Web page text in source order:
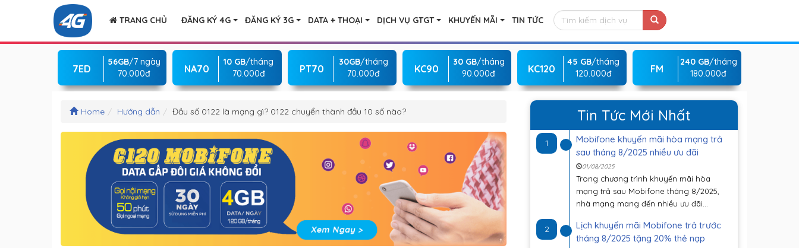
TRANG CHỦ ĐĂNG KÝ 4G ĐĂNG KÝ 3G DATA + THOẠI DỊCH VỤ GTGT KHUYẾN MÃI TIN TỨC
7ED
56GB/7 ngày
70.000đ
NA70
10 GB/tháng
70.000đ
PT70
30GB/tháng
70.000đ
KC90
30 GB/tháng
90.000đ
KC120
45 GB/tháng
120.000đ
FM
240 GB/tháng
180.000đ
Home Hướng dẫn Đầu số 0122 là mạng gì? 0122 chuyển thành đầu 10 số nào? Tin Tức Mới Nhất
1
Mobifone khuyến mãi hòa mạng trả
sau tháng 8/2025 nhiều ưu đãi
01/08/2025
Trong chương trình khuyến mãi hòa
mạng trả sau Mobifone tháng 8/2025,
nhà mạng mang đến nhiều ưu đãi...
2
Lịch khuyến mãi Mobifone trả trước
tháng 8/2025 tặng 20% thẻ nạp